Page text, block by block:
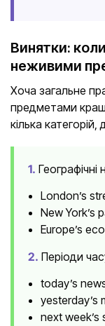
Винятки:
неживими
Хоча загальне
предметами
кілька
1. Географічні
London’s
New
Europe’s
2. Періоди
today’s
yesterday’s
next